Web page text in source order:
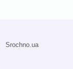
Srochno.ua